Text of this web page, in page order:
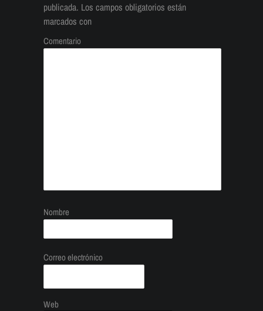
publicada. Los campos obligatorios están
marcados con
Comentario
Nombre
Correo electrónico
Web